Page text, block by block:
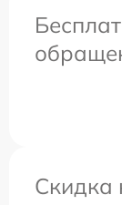
Скидка